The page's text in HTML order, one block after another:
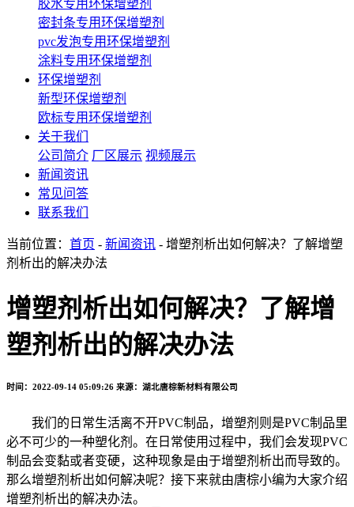
胶水专用环保增塑剂
密封条专用环保增塑剂
pvc发泡专用环保增塑剂
涂料专用环保增塑剂
环保增塑剂
新型环保增塑剂
欧标专用环保增塑剂
关于我们
公司简介 厂区展示 视频展示
新闻资讯
常见问答
联系我们
当前位置： 首页 - 新闻资讯 - 增塑剂析出如何解决？了解增塑
剂析出的解决办法
增塑剂析出如何解决？了解增
塑剂析出的解决办法
时间：2022-09-14 05:09:26 来源：湖北唐棕新材料有限公司
我们的日常生活离不开PVC制品，增塑剂则是PVC制品里
必不可少的一种塑化剂。在日常使用过程中，我们会发现PVC
制品会变黏或者变硬，这种现象是由于增塑剂析出而导致的。
那么增塑剂析出如何解决呢？接下来就由唐棕小编为大家介绍
增塑剂析出的解决办法。